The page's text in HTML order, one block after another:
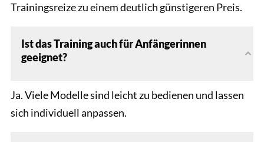
Trainingsreize zu einem deutlich günstigeren Preis.
Ist das Training auch für Anfängerinnen
geeignet?
Ja. Viele Modelle sind leicht zu bedienen und lassen
sich individuell anpassen.